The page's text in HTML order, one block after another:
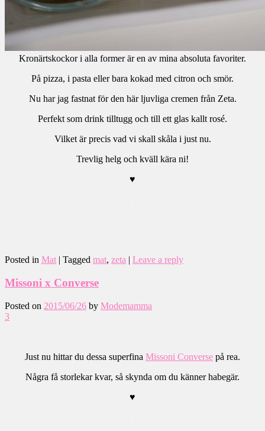
Kronärtskockor i alla former är en av mina absoluta favoriter.
På pizza, i pasta eller bara kokad med citron och smör.
Nu har jag fastnat för den här ljuvliga cremen från Zeta.
Perfekt som drink tilltugg och till ett glas kallt rosé.
Vilket är precis vad vi skall skåla i just nu.
Trevlig helg och kväll kära ni!
♥
Posted in Mat Tagged mat, zeta Leave a reply
Missoni x Converse
Posted on 2015/06/26 by Modemamma
3
Just nu hittar du dessa superfina Missoni Converse på rea.
Några få storlekar kvar, så skynda om du känner habegär.
♥